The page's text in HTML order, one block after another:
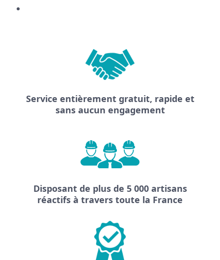
Service entièrement gratuit, rapide et
sans aucun engagement
Disposant de plus de 5 000 artisans
réactifs à travers toute la France